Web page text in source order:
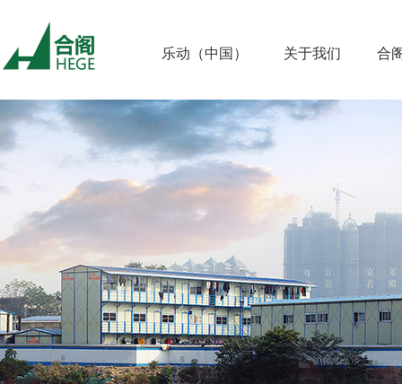
乐动（中国） 关于我们 合